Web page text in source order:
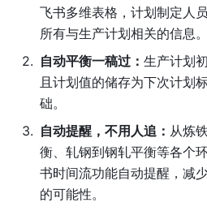
飞书多维表格，计划制定人
所有与生产计划相关的信息。
自动平衡一稿过： 生产计划
且计划值的储存为下次计划
础。
自动提醒，不用人追： 从炼
衡、轧钢到钢轧平衡等各个
书时间流功能自动提醒，减
的可能性。